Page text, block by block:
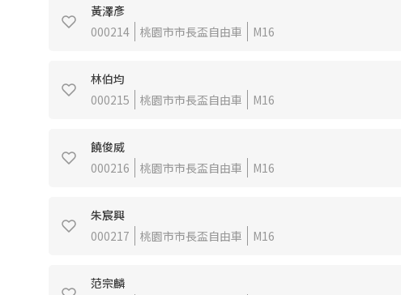
黃澤彥
000214
桃園市市長盃自由車 M16
林伯均
000215
桃園市市長盃自由車 M16
饒俊威
000216
桃園市市長盃自由車 M16
朱宸興
000217
桃園市市長盃自由車 M16
范宗麟